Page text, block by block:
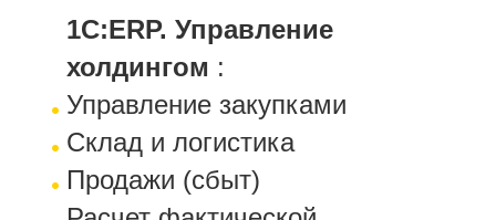
1С:ERP. Управление
холдингом :
Управление закупками
Склад и логистика
Продажи (сбыт)